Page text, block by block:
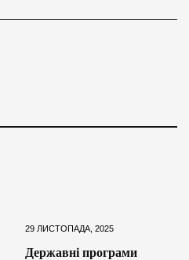
29 ЛИСТОПАДА, 2025
Державні програми